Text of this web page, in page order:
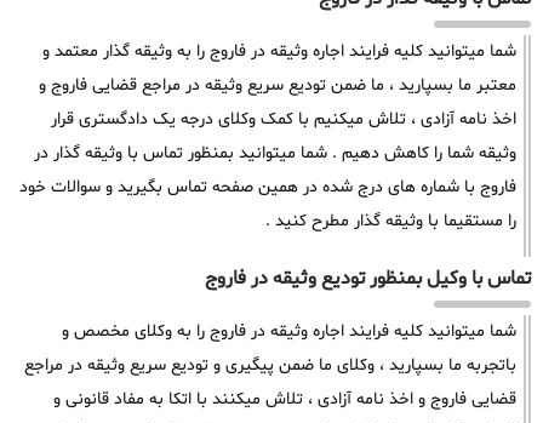
شما میتوانید کلیه فرایند اجاره وثیقه در فاروج را به وثیقه گذار معتمد و
معتبر ما بسپارید ، ما ضمن تودیع سریع وثیقه در مراجع قضایی فاروج و
اخذ نامه آزادی ، تلاش میکنیم با کمک وکلای درجه یک دادگستری قرار
وثیقه شما را کاهش دهیم . شما میتوانید بمنظور تماس با وثیقه گذار در
فاروج با شماره های درج شده در همین صفحه تماس بگیرید و سوالات خود
را مستقیما با وثیقه گذار مطرح کنید .
تماس با وکیل بمنظور تودیع وثیقه در فاروج
شما میتوانید کلیه فرایند اجاره وثیقه در فاروج را به وکلای مخصص و
باتجربه ما بسپارید ، وکلای ما ضمن پیگیری و تودیع سریع وثیقه در مراجع
قضایی فاروج و اخذ نامه آزادی ، تلاش میکنند با اتکا به مفاد قانونی و